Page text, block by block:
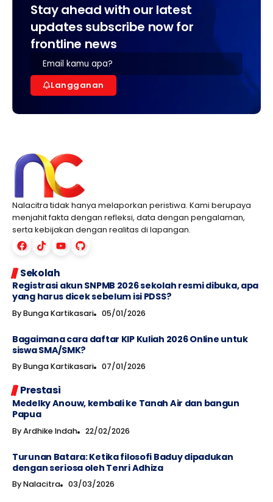
Stay ahead with our latest
updates subscribe now for
frontline news
Langganan
Nalacitra tidak hanya melaporkan peristiwa. Kami berupaya
menjahit fakta dengan refleksi, data dengan pengalaman,
serta kebijakan dengan realitas di lapangan.
Sekolah
Registrasi akun SNPMB 2026 sekolah resmi dibuka, apa
yang harus dicek sebelum isi PDSS?
ByBunga Kartikasari 05/01/2026
Bagaimana cara daftar KIP Kuliah 2026 Online untuk
siswa SMA/SMK?
ByBunga Kartikasari 07/01/2026
Prestasi
Medelky Anouw, kembali ke Tanah Air dan bangun
Papua
ByArdhike Indah 22/02/2026
Turunan Batara: Ketika filosofi Baduy dipadukan
dengan seriosa oleh Tenri Adhiza
ByNalacitra 03/03/2026